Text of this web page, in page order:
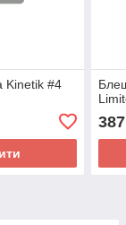
Kinetik #4
387